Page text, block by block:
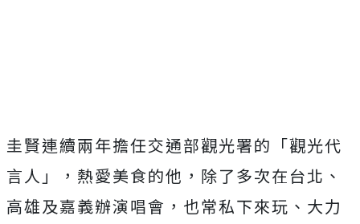
圭賢連續兩年擔任交通部觀光署的「觀光代
言人」，熱愛美食的他，除了多次在台北、
高雄及嘉義辦演唱會，也常私下來玩、大力